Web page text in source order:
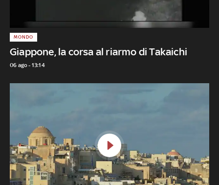
Giappone, la corsa al riarmo di Takaichi
MONDO
06 ago - 13:14